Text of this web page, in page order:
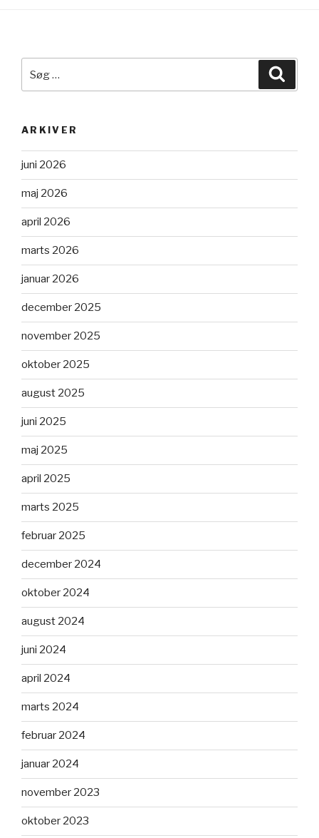
efter:
ARKIVER
juni 2026
maj 2026
april 2026
marts 2026
januar 2026
december 2025
november 2025
oktober 2025
august 2025
juni 2025
maj 2025
april 2025
marts 2025
februar 2025
december 2024
oktober 2024
august 2024
juni 2024
april 2024
marts 2024
februar 2024
januar 2024
november 2023
oktober 2023